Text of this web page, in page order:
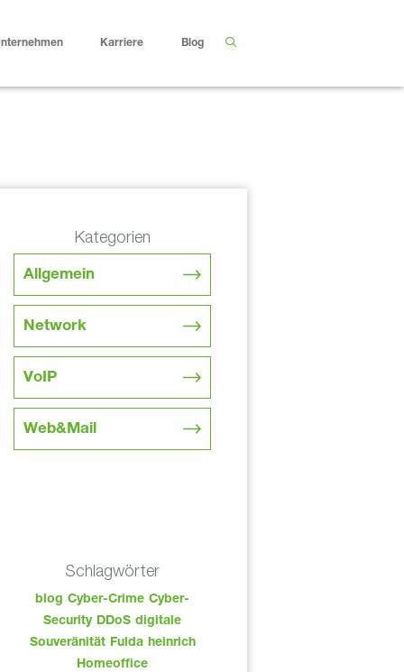
Karriere Blog
Kategorien
Allgemein
Network
VoIP
Web&Mail
Schlagwörter
blog Cyber-Crime Cyber-
Security DDoS digitale
Souveränität Fulda heinrich
Homeoffice